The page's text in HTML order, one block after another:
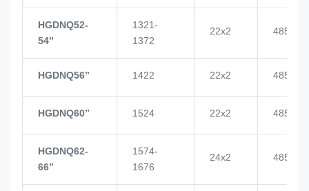
HGDNQ52-
54’’
1321-
1372
22x2 4855
HGDNQ56’’ 1422 22x2 4855
HGDNQ60’’ 1524 22x2 4855
HGDNQ62-
66’’
1574-
1676
24x2 4855